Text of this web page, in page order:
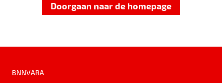
Doorgaan naar de homepage
BNNVARA